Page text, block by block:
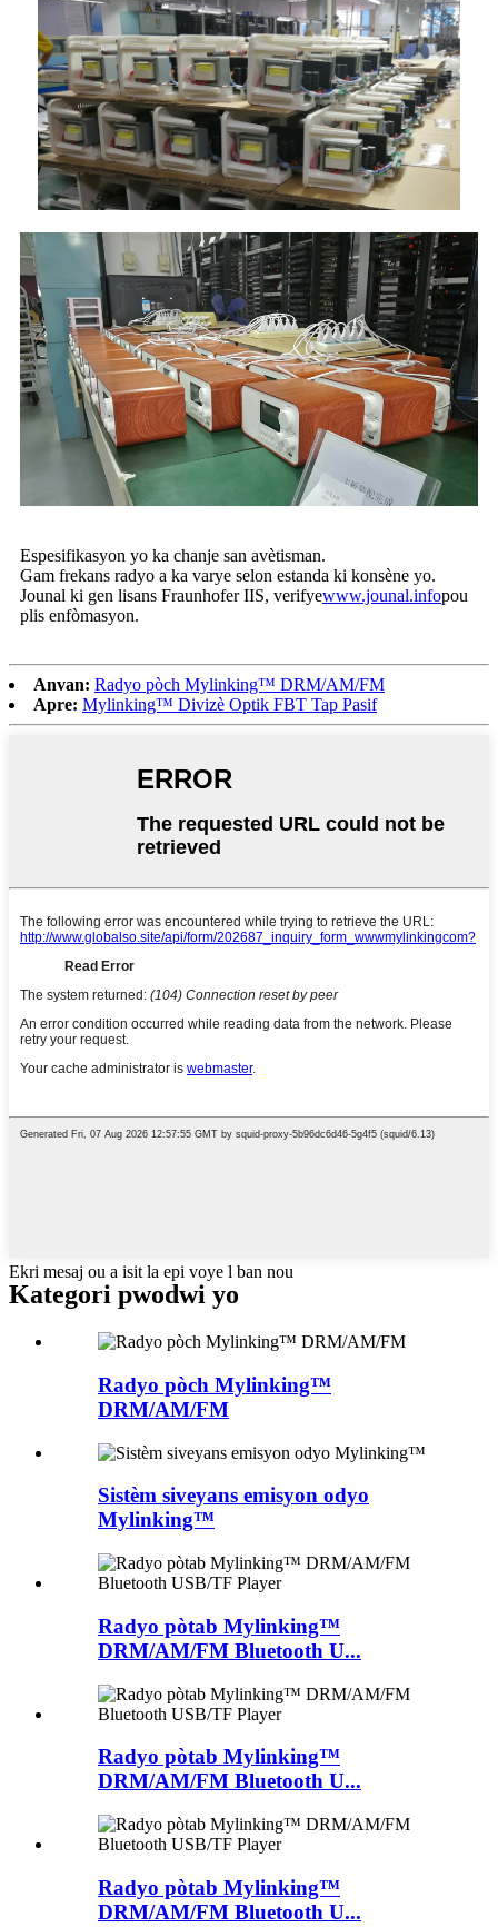
Espesifikasyon yo ka chanje san avètisman.
Gam frekans radyo a ka varye selon estanda ki konsène yo.
Jounal ki gen lisans Fraunhofer IIS, verifyewww.jounal.infopou
plis enfòmasyon.
Anvan: Radyo pòch Mylinking™ DRM/AM/FM
Apre: Mylinking™ Divizè Optik FBT Tap Pasif
Ekri mesaj ou a isit la epi voye l ban nou
Kategori pwodwi yo
Radyo pòch Mylinking™
DRM/AM/FM
Sistèm siveyans emisyon odyo
Mylinking™
Radyo pòtab Mylinking™
DRM/AM/FM Bluetooth U...
Radyo pòtab Mylinking™
DRM/AM/FM Bluetooth U...
Radyo pòtab Mylinking™
DRM/AM/FM Bluetooth U...